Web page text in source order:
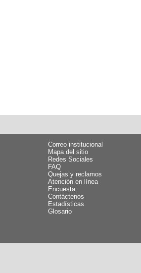
Correo institucional
Mapa del sitio
Redes Sociales
FAQ
Quejas y reclamos
Atención en línea
Encuesta
Contáctenos
Estadísticas
Glosario